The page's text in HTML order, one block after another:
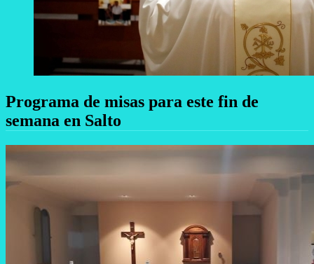
Programa de misas para este fin de
semana en Salto